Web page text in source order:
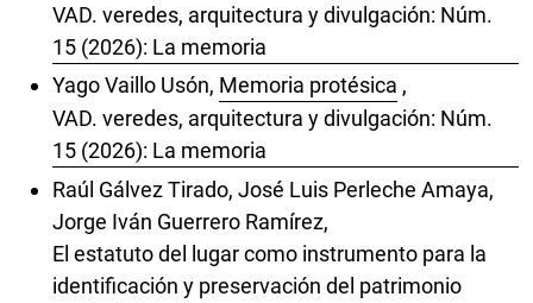
VAD. veredes, arquitectura y divulgación: Núm.
15 (2026): La memoria
Yago Vaillo Usón, Memoria protésica ,
VAD. veredes, arquitectura y divulgación: Núm.
15 (2026): La memoria
Raúl Gálvez Tirado, José Luis Perleche Amaya,
Jorge Iván Guerrero Ramírez,
El estatuto del lugar como instrumento para la
identificación y preservación del patrimonio